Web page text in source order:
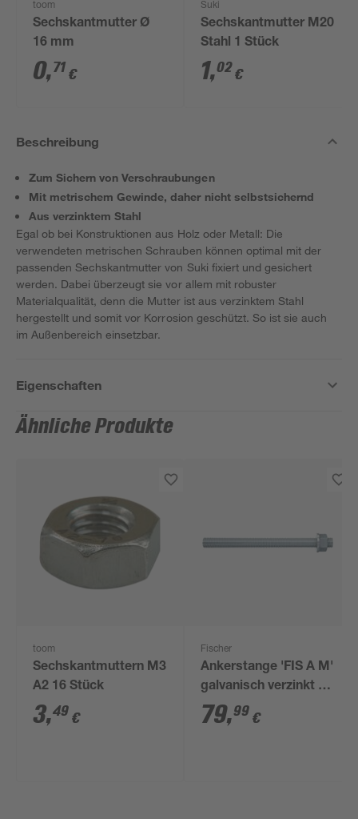
toom
Sechskantmutter Ø
16 mm
0,71 €
Suki
Sechskantmutter M20
Stahl 1 Stück
1,02€
Beschreibung
Zum Sichern von Verschraubungen
Mit metrischem Gewinde, daher nicht selbstsichernd
Aus verzinktem Stahl
Egal ob bei Konstruktionen aus Holz oder Metall: Die
verwendeten metrischen Schrauben können optimal mit der
passenden Sechskantmutter von Suki fixiert und gesichert
werden. Dabei überzeugt sie vor allem mit robuster
Materialqualität, denn die Mutter ist aus verzinktem Stahl
hergestellt und somit vor Korrosion geschützt. So ist sie auch
im Außenbereich einsetzbar.
Eigenschaften
Ähnliche Produkte
toom
Sechskantmuttern M3
A2 16 Stück
3,49 €
Fischer
Ankerstange 'FIS A M'
galvanisch verzinkt Ø
16 x 300 mm
79,99 €